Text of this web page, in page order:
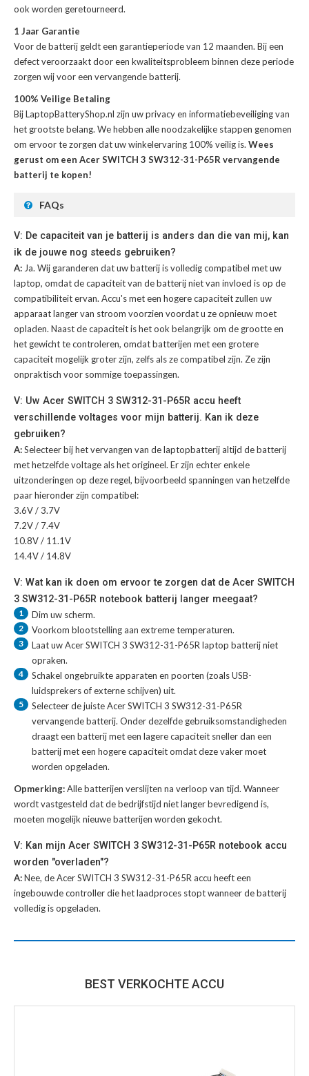
ook worden geretourneerd.
1 Jaar Garantie
Voor debatterij geldt een garantieperiode van 12 maanden. Bij een
defect veroorzaakt door een kwaliteitsprobleem binnen deze periode
zorgen wij voor een vervangende batterij.
100% Veilige Betaling
Bij LaptopBatteryShop.nl zijn uw privacy en informatiebeveiliging van
het grootste belang. We hebben alle noodzakelijke stappen genomen
om ervoor te zorgen dat uw winkelervaring 100% veilig is. Wees
gerust om een Acer SWITCH 3 SW312-31-P65R vervangende
batterij te kopen!
FAQs
V: De capaciteit van je batterij is anders dan die van mij, kan
ik de jouwe nog steeds gebruiken?
A: Ja. Wij garanderen dat uw batterij is volledig compatibel met uw
laptop, omdat de capaciteit van de batterij niet van invloed is op de
compatibiliteit ervan. Accu's met een hogere capaciteit zullen uw
apparaat langer van stroom voorzien voordat u ze opnieuw moet
opladen. Naast de capaciteit is het ook belangrijk om de grootte en
het gewicht te controleren, omdat batterijen met een grotere
capaciteit mogelijk groter zijn, zelfs als ze compatibel zijn. Ze zijn
onpraktisch voor sommige toepassingen.
V: Uw Acer SWITCH 3 SW312-31-P65R accu heeft
verschillende voltages voor mijn batterij. Kan ik deze
gebruiken?
A:Selecteer bij het vervangen van de laptopbatterij altijd de batterij
met hetzelfde voltage als het origineel. Er zijn echter enkele
uitzonderingen op deze regel, bijvoorbeeld spanningen van hetzelfde
paar hieronder zijn compatibel:
3.6V / 3.7V
7.2V / 7.4V
10.8V / 11.1V
14.4V / 14.8V
V: Wat kan ik doen om ervoor te zorgen dat de Acer SWITCH
3 SW312-31-P65R notebook batterij langer meegaat?
1 Dim uw scherm.
2 Voorkom blootstelling aan extreme temperaturen.
3 Laat uwAcer SWITCH 3 SW312-31-P65R laptop batterijniet
opraken.
4
Schakel ongebruikte apparaten en poorten (zoals USB-
luidsprekers of externe schijven) uit.
5 Selecteer de juisteAcer SWITCH 3 SW312-31-P65R
vervangende batterij. Onder dezelfde gebruiksomstandigheden
draagt een batterij met een lagere capaciteit sneller dan een
batterij met een hogere capaciteit omdat deze vaker moet
worden opgeladen.
Opmerking:Alle batterijen verslijten na verloop van tijd. Wanneer
wordt vastgesteld dat de bedrijfstijd niet langer bevredigend is,
moeten mogelijk nieuwe batterijen worden gekocht.
V: Kan mijn Acer SWITCH 3 SW312-31-P65R notebook accu
worden "overladen"?
A:Nee, de Acer SWITCH 3 SW312-31-P65R accu heeft een
ingebouwde controller die het laadproces stopt wanneer de batterij
volledig is opgeladen.
BEST VERKOCHTE ACCU